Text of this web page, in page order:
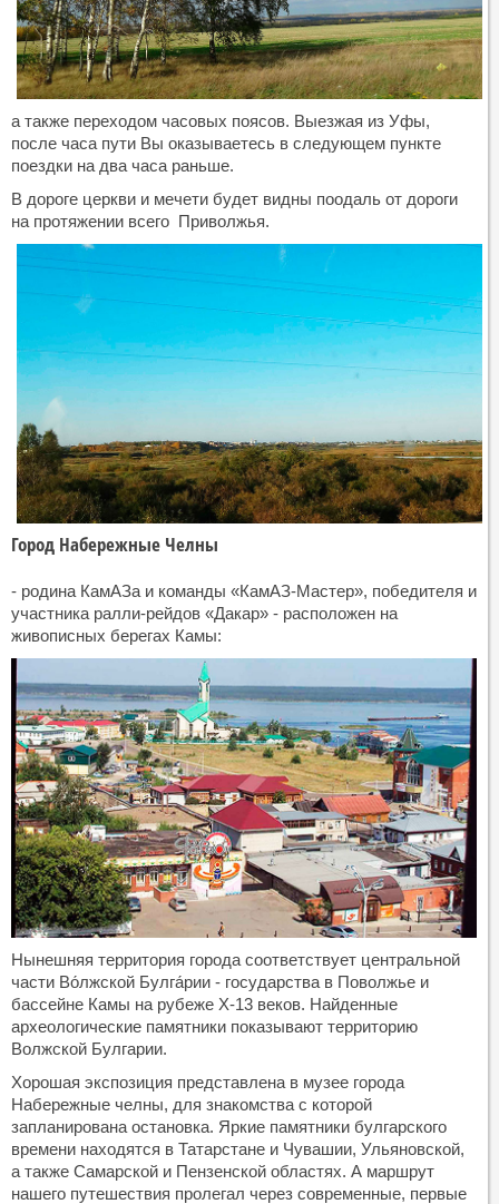
а также переходом часовых поясов. Выезжая из Уфы,
после часа пути Вы оказываетесь в следующем пункте
поездки на два часа раньше.
В дороге церкви и мечети будет видны поодаль от дороги
на протяжении всего Приволжья.
Город Набережные Челны
- родина КамАЗа и команды «КамАЗ-Мастер», победителя и
участника ралли-рейдов «Дакар» - расположен на
живописных берегах Камы:
Нынешняя территория города соответствует центральной
части Во́лжской Булга́рии - государства в Поволжье и
бассейне Камы на рубеже X-13 веков. Найденные
археологические памятники показывают территорию
Волжской Булгарии.
Хорошая экспозиция представлена в музее города
Набережные челны, для знакомства с которой
запланирована остановка. Яркие памятники булгарского
времени находятся в Татарстане и Чувашии, Ульяновской,
а также Самарской и Пензенской областях. А маршрут
нашего путешествия пролегал через современные, первые